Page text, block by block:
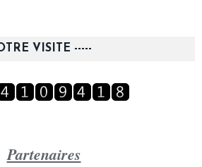
VISITE -----
Partenaires